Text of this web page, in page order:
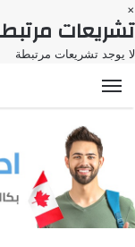
×
تشريعات
لا يوجد تشريعات مرتبطة
القائمة